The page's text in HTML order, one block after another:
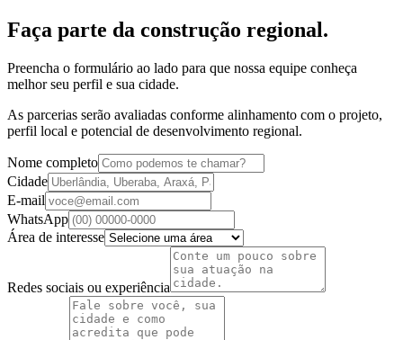
Faça parte da construção regional.
Preencha o formulário ao lado para que nossa equipe conheça
melhor seu perfil e sua cidade.
As parcerias serão avaliadas conforme alinhamento com o projeto,
perfil local e potencial de desenvolvimento regional.
Nome completo
Cidade
E-mail
WhatsApp
Área de interesse
Redes sociais ou experiência